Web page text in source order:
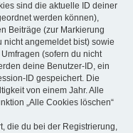
sind die aktuelle ID deiner
werden können),
Beiträge (zur Markierung
angemeldet bist) sowie
(sofern du nicht
deine Benutzer-ID, ein
ID gespeichert. Die
von einem Jahr. Alle
„Alle Cookies löschen“
die du bei der Registrierung,